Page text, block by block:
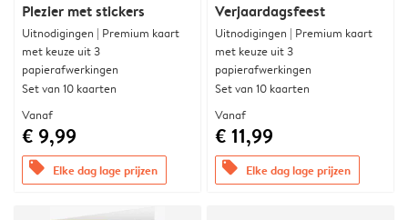
Plezier met stickers
Uitnodigingen | Premium kaart
met keuze uit 3
papierafwerkingen
Set van 10 kaarten
Vanaf
€ 9,99
offers Elke dag lage prijzen
Verjaardagsfeest
Uitnodigingen | Premium kaart
met keuze uit 3
papierafwerkingen
Set van 10 kaarten
Vanaf
€ 11,99
offers Elke dag lage prijzen